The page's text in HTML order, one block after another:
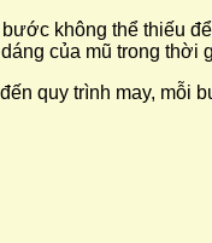
không thể thiếu
của mũ trong thời
quy trình may,